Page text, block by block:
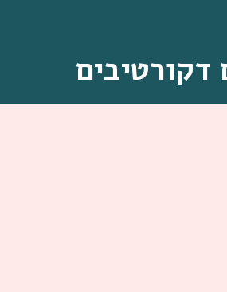
דקורטיבים